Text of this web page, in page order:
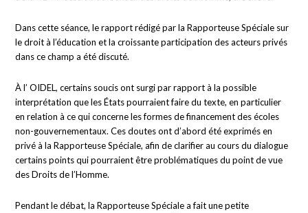
Dans cette séance, le rapport rédigé par la Rapporteuse Spéciale sur
le droit à l’éducation et la croissante participation des acteurs privés
dans ce champ a été discuté.
À l’ OIDEL, certains soucis ont surgi par rapport à la possible
interprétation que les États pourraient faire du texte, en particulier
en relation à ce qui concerne les formes de financement des écoles
non-gouvernementaux. Ces doutes ont d’abord été exprimés en
privé à la Rapporteuse Spéciale, afin de clarifier au cours du dialogue
certains points qui pourraient être problématiques du point de vue
des Droits de l’Homme.
Pendant le débat, la Rapporteuse Spéciale a fait une petite